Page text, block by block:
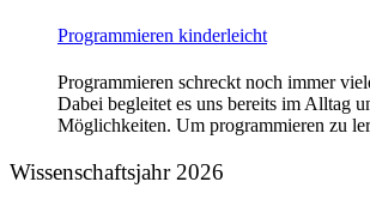
Programmieren kinderleicht
Programmieren schreckt noch immer
Dabei begleitet es uns bereits im Alltag
Möglichkeiten. Um programmieren zu
Wissenschaftsjahr 2026